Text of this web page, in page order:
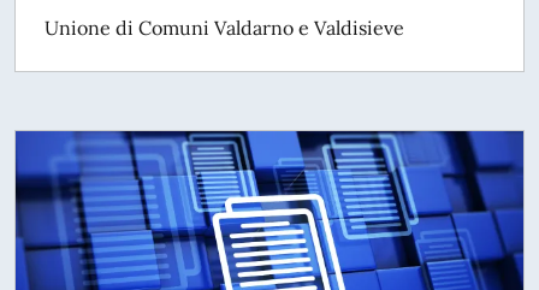
Unione di Comuni Valdarno e Valdisieve